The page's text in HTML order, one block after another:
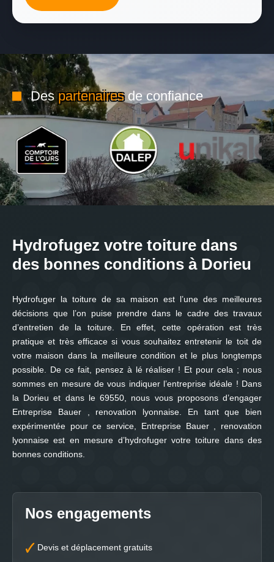
Despartenairesde confiance
Hydrofugez votre toiture dans
des bonnes conditions à Dorieu
Hydrofuger la toiture de sa maison est l’une des meilleures
décisions que l’on puise prendre dans le cadre des travaux
d’entretien de la toiture. En effet, cette opération est très
pratique et très efficace si vous souhaitez entretenir le toit de
votre maison dans la meilleure condition et le plus longtemps
possible. De ce fait, pensez à lé réaliser ! Et pour cela ; nous
sommes en mesure de vous indiquer l’entreprise idéale ! Dans
la Dorieu et dans le 69550, nous vous proposons d’engager
Entreprise Bauer , renovation lyonnaise. En tant que bien
expérimentée pour ce service, Entreprise Bauer , renovation
lyonnaise est en mesure d’hydrofuger votre toiture dans des
bonnes conditions.
Nos engagements
Devis et déplacement gratuits